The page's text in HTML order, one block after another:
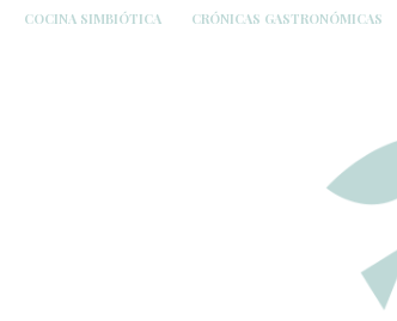
COCINA SIMBIÓTICA CRÓNICAS GASTRONÓMICAS